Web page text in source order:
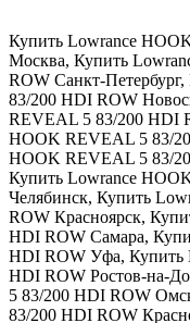
Купить Lowrance
Москва, Купить
ROW Санкт-Петербург,
83/200 HDI ROW
REVEAL 5 83/200 HDI
HOOK REVEAL 5 83/
HOOK REVEAL 5 83/
Купить Lowrance
Челябинск, Купить
ROW Красноярск,
HDI ROW Самара,
HDI ROW Уфа, Купить
HDI ROW Ростов-на-
5 83/200 HDI ROW
83/200 HDI ROW